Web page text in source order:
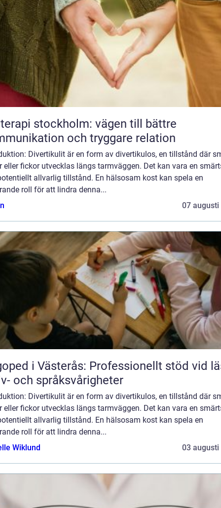
stockholm: vägen till bättre
och tryggare relation
Divertikulit är en form av divertikulos, en tillstånd där
eller fickor utvecklas längs tarmväggen. Det kan vara en
allvarlig tillstånd. En hälsosam kost kan spela en
roll för att lindra denna...
07 augusti
i Västerås: Professionellt stöd vid
och språksvårigheter
Divertikulit är en form av divertikulos, en tillstånd där
eller fickor utvecklas längs tarmväggen. Det kan vara en
allvarlig tillstånd. En hälsosam kost kan spela en
roll för att lindra denna...
Wiklund
03 augusti